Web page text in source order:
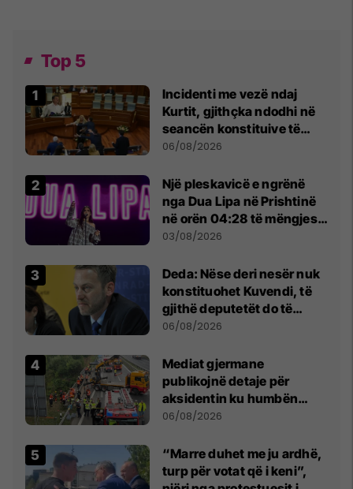
Top 5
Incidenti me vezë ndaj
Kurtit, gjithçka ndodhi në
seancën konstituive të
Kuvendit
06/08/2026
Një pleskavicë e ngrënë
nga Dua Lipa në Prishtinë
në orën 04:28 të mëngjesit
- dhe bota digjitale serbe
03/08/2026
Deda: Nëse deri nesër nuk
konstituohet Kuvendi, të
gjithë deputetët do të
bëjnë shkelje të rëndë
06/08/2026
Mediat gjermane
publikojnë detaje për
aksidentin ku humbën
jetën tre mërgimtarë nga
06/08/2026
“Marre duhet me ju ardhë,
turp për votat që i keni”,